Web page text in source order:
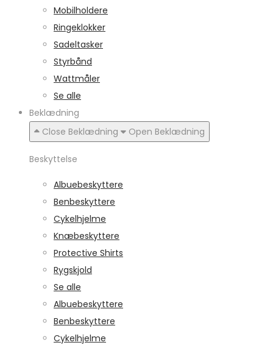
Mobilholdere
Ringeklokker
Sadeltasker
Styrbånd
Wattmåler
Se alle
Beklædning
Close Beklædning
Open Beklædning
Beskyttelse
Albuebeskyttere
Benbeskyttere
Cykelhjelme
Knæbeskyttere
Protective Shirts
Rygskjold
Se alle
Albuebeskyttere
Benbeskyttere
Cykelhjelme